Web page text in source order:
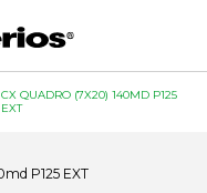
CX QUADRO (7X20) 140MD P125
EXT